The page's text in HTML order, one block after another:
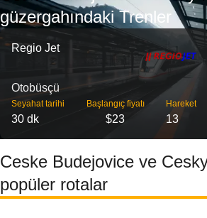
güzergahındaki Trenler
Regio Jet
Otobüsçü
Seyahat tarihi
30 dk
Başlangıç ​​fiyatı
$23
Hareket
13
Ceske Budejovice ve
popüler rotalar